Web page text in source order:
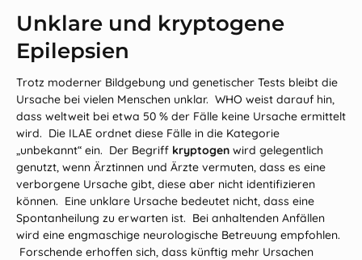
Unklare und kryptogene
Epilepsien
Trotz moderner Bildgebung und genetischer Tests bleibt die
Ursache bei vielen Menschen unklar. WHO weist darauf hin,
dass weltweit bei etwa 50 % der Fälle keine Ursache ermittelt
wird. Die ILAE ordnet diese Fälle in die Kategorie
„unbekannt“ ein. Der Begriff kryptogen wird gelegentlich
genutzt, wenn Ärztinnen und Ärzte vermuten, dass es eine
verborgene Ursache gibt, diese aber nicht identifizieren
können. Eine unklare Ursache bedeutet nicht, dass eine
Spontanheilung zu erwarten ist. Bei anhaltenden Anfällen
wird eine engmaschige neurologische Betreuung empfohlen.
Forschende erhoffen sich, dass künftig mehr Ursachen